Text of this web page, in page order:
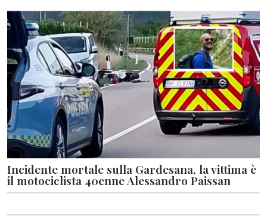
Incidente mortale sulla Gardesana, la vittima è
il motociclista 40enne Alessandro Paissan